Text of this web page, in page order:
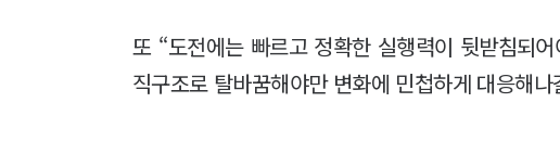
또 “도전에는 빠르고 정확한 실행력이 뒷받침되
직구조로 탈바꿈해야만 변화에 민첩하게 대응해